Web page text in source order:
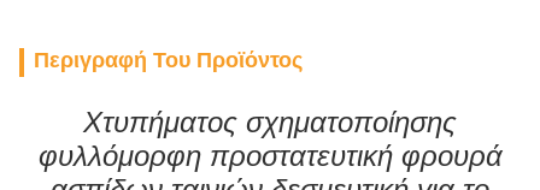
Περιγραφή Του Προϊόντος
Χτυπήματος σχηματοποίησης
φυλλόμορφη προστατευτική φρουρά